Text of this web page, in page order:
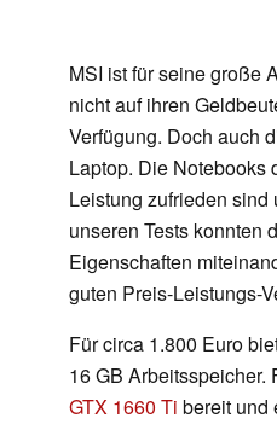
MSI ist für seine große
nicht auf ihren
Verfügung. Doch auch
Laptop. Die Notebooks
Leistung zufrieden
unseren Tests konnten
Eigenschaften
guten Preis-Leistungs-
Für circa 1.800 Euro
16 GB Arbeitsspeicher.
GTX 1660 Ti bereit und